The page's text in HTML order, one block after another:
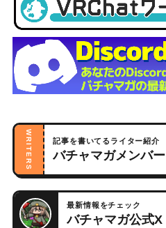
WRITERS 記事を書いてるライター紹介
バチャマガメンバー
最新情報をチェック
バチャマガ公式X